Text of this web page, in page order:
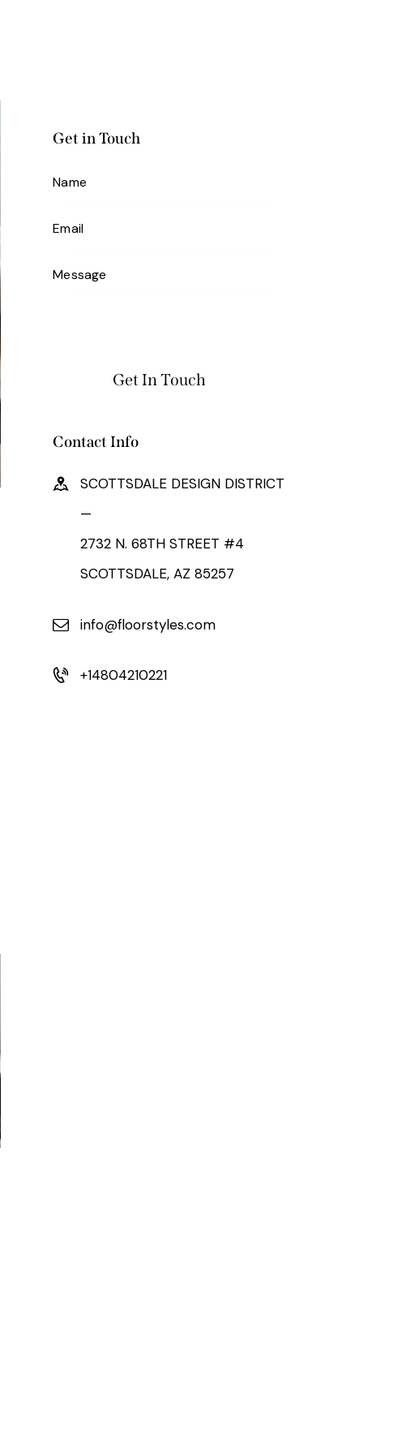
Get in Touch
Contact Info
SCOTTSDALE DESIGN DISTRICT
—
2732 N. 68TH STREET #4
SCOTTSDALE, AZ 85257
info@floorstyles.com
+14804210221